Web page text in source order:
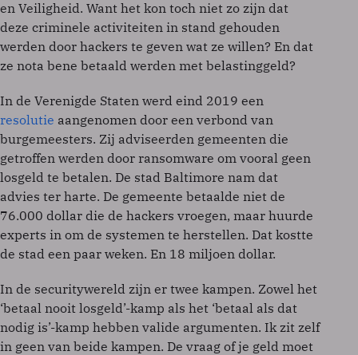
en Veiligheid. Want het kon toch niet zo zijn dat
deze criminele activiteiten in stand gehouden
werden door hackers te geven wat ze willen? En dat
ze nota bene betaald werden met belastinggeld?
In de Verenigde Staten werd eind 2019 een
resolutie aangenomen door een verbond van
burgemeesters. Zij adviseerden gemeenten die
getroffen werden door ransomware om vooral geen
losgeld te betalen. De stad Baltimore nam dat
advies ter harte. De gemeente betaalde niet de
76.000 dollar die de hackers vroegen, maar huurde
experts in om de systemen te herstellen. Dat kostte
de stad een paar weken. En 18 miljoen dollar.
In de securitywereld zijn er twee kampen. Zowel het
‘betaal nooit losgeld’-kamp als het ‘betaal als dat
nodig is’-kamp hebben valide argumenten. Ik zit zelf
in geen van beide kampen. De vraag of je geld moet